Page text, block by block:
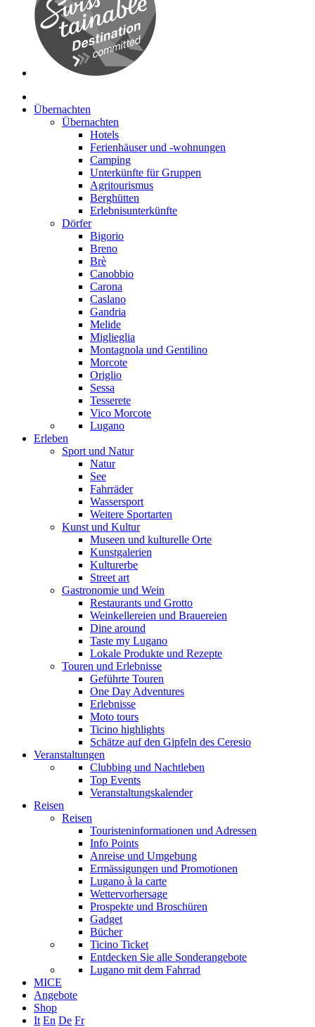
Übernachten
Übernachten
Hotels
Ferienhäuser und -wohnungen
Camping
Unterkünfte für Gruppen
Agritourismus
Berghütten
Erlebnisunterkünfte
Dörfer
Bigorio
Breno
Brè
Canobbio
Carona
Caslano
Gandria
Melide
Miglieglia
Montagnola und Gentilino
Morcote
Origlio
Sessa
Tesserete
Vico Morcote
Lugano
Erleben
Sport und Natur
Natur
See
Fahrräder
Wassersport
Weitere Sportarten
Kunst und Kultur
Museen und kulturelle Orte
Kunstgalerien
Kulturerbe
Street art
Gastronomie und Wein
Restaurants und Grotto
Weinkellereien und Brauereien
Dine around
Taste my Lugano
Lokale Produkte und Rezepte
Touren und Erlebnisse
Geführte Touren
One Day Adventures
Erlebnisse
Moto tours
Ticino highlights
Schätze auf den Gipfeln des Ceresio
Veranstaltungen
Clubbing und Nachtleben
Top Events
Veranstaltungskalender
Reisen
Reisen
Touristeninformationen und Adressen
Info Points
Anreise und Umgebung
Ermässigungen und Promotionen
Lugano à la carte
Wettervorhersage
Prospekte und Broschüren
Gadget
Bücher
Ticino Ticket
Entdecken Sie alle Sonderangebote
Lugano mit dem Fahrrad
MICE
Angebote
Shop
It En De Fr